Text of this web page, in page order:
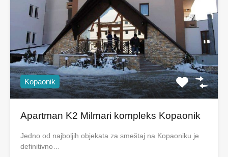
Kopaonik
Apartman K2 Milmari kompleks Kopaonik
Jedno od najboljih objekata za smeštaj na Kopaoniku je
definitivno…